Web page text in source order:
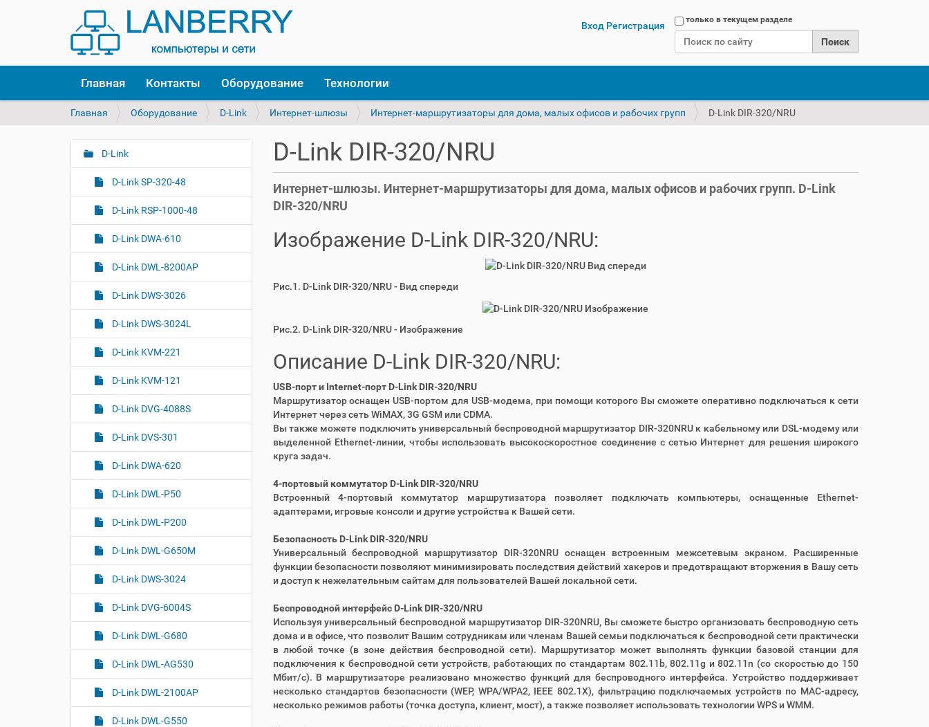
Поисктолько в текущем разделе
Вход Регистрация
Главная Контакты Оборудование Технологии
В
з
е
ь
Главная Оборудование D-Link Интернет-шлюзы Интернет-маршрутизаторы для дома, малых офисов и рабочих групп D-Link DIR-320/NRU
D-Link DIR-320/NRU
Интернет-шлюзы. Интернет-маршрутизаторы для дома, малых офисов и рабочих групп. D-Link
DIR-320/NRU
Изображение D-Link DIR-320/NRU:
Рис.1. D-Link DIR-320/NRU - Вид спереди
Рис.2. D-Link DIR-320/NRU - Изображение
Описание D-Link DIR-320/NRU:
USB-порт и Internet-порт D-Link DIR-320/NRU
Маршрутизатор оснащен USB-портом для USB-модема, при помощи которого Вы сможете оперативно подключаться к сети
Интернет через сеть WiMAX, 3G GSM или CDMA.
Вы также можете подключить универсальный беспроводной маршрутизатор DIR-320NRU к кабельному или DSL-модему или
выделенной Ethernet-линии, чтобы использовать высокоскоростное соединение с сетью Интернет для решения широкого
круга задач.
4-портовый коммутатор D-Link DIR-320/NRU
Встроенный 4-портовый коммутатор маршрутизатора позволяет подключать компьютеры, оснащенные Ethernet-
адаптерами, игровые консоли и другие устройства к Вашей сети.
Безопасность D-Link DIR-320/NRU
Универсальный беспроводной маршрутизатор DIR-320NRU оснащен встроенным межсетевым экраном. Расширенные
функции безопасности позволяют минимизировать последствия действий хакеров и предотвращают вторжения в Вашу сеть
и доступ к нежелательным сайтам для пользователей Вашей локальной сети.
Беспроводной интерфейс D-Link DIR-320/NRU
Используя универсальный беспроводной маршрутизатор DIR-320NRU, Вы сможете быстро организовать беспроводную сеть
дома и в офисе, что позволит Вашим сотрудникам или членам Вашей семьи подключаться к беспроводной сети практически
в любой точке (в зоне действия беспроводной сети). Маршрутизатор может выполнять функции базовой станции для
подключения к беспроводной сети устройств, работающих по стандартам 802.11b, 802.11g и 802.11n (со скоростью до 150
Мбит/с). В маршрутизаторе реализовано множество функций для беспроводного интерфейса. Устройство поддерживает
несколько стандартов безопасности (WEP, WPA/WPA2, IEEE 802.1X), фильтрацию подключаемых устройств по MAC-адресу,
несколько режимов работы (точка доступа, клиент, мост), а также позволяет использовать технологии WPS и WMM.
Н
г
и
D-Link
D-Link SP-320-48
D-Link RSP-1000-48
D-Link DWA-610
D-Link DWL-8200AP
D-Link DWS-3026
D-Link DWS-3024L
D-Link KVM-221
D-Link KVM-121
D-Link DVG-4088S
D-Link DVS-301
D-Link DWA-620
D-Link DWL-P50
D-Link DWL-P200
D-Link DWL-G650M
D-Link DWS-3024
D-Link DVG-6004S
D-Link DWL-G680
D-Link DWL-AG530
D-Link DWL-2100AP
D-Link DWL-G550